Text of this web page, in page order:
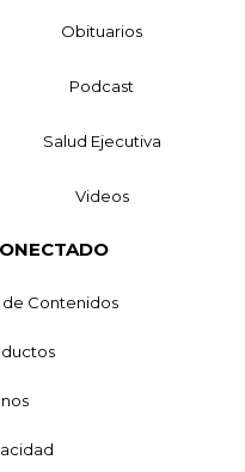
Obituarios
Podcast
Salud Ejecutiva
Videos
Contenidos